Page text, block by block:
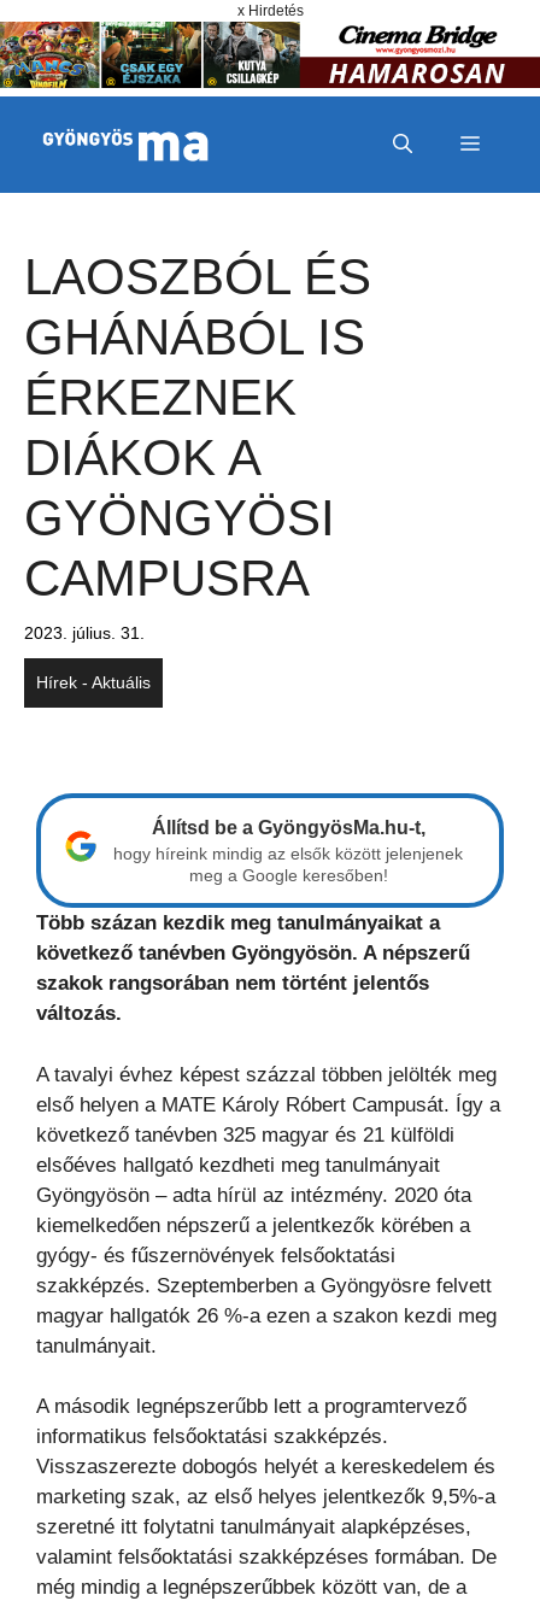
x Hirdetés
MENÜ
LAOSZBÓL ÉS
GHÁNÁBÓL IS
ÉRKEZNEK
DIÁKOK A
GYÖNGYÖSI
CAMPUSRA
2023. július. 31.
Hírek - Aktuális
Állítsd be a GyöngyösMa.hu-t,
hogy híreink mindig az elsők között jelenjenek
meg a Google keresőben!
Több százan kezdik meg tanulmányaikat a
következő tanévben Gyöngyösön. A népszerű
szakok rangsorában nem történt jelentős
változás.
A tavalyi évhez képest százzal többen jelölték meg
első helyen a MATE Károly Róbert Campusát. Így a
következő tanévben 325 magyar és 21 külföldi
elsőéves hallgató kezdheti meg tanulmányait
Gyöngyösön – adta hírül az intézmény. 2020 óta
kiemelkedően népszerű a jelentkezők körében a
gyógy- és fűszernövények felsőoktatási
szakképzés. Szeptemberben a Gyöngyösre felvett
magyar hallgatók 26 %-a ezen a szakon kezdi meg
tanulmányait.
A második legnépszerűbb lett a programtervező
informatikus felsőoktatási szakképzés.
Visszaszerezte dobogós helyét a kereskedelem és
marketing szak, az első helyes jelentkezők 9,5%-a
szeretné itt folytatni tanulmányait alapképzéses,
valamint felsőoktatási szakképzéses formában. De
még mindig a legnépszerűbbek között van, de a